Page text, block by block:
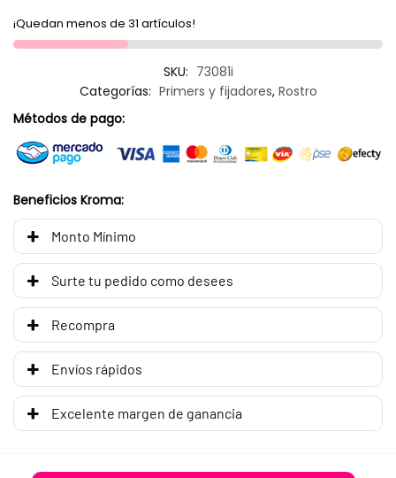
¡Quedan menos de 31 artículos!
SKU: 73081i
Categorías: Primers y fijadores, Rostro
Métodos de pago:
Beneficios Kroma:
Monto Mínimo
Surte tu pedido como desees
Recompra
Envíos rápidos
Excelente margen de ganancia